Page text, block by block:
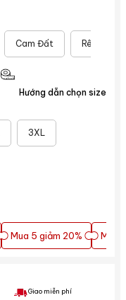
Mua 5 giảm 20%
Mua 5 giảm 20% Mua
Mua
Cam Đất Rêu
3XL
Hướng dẫn chọn size
Giao miễn phí